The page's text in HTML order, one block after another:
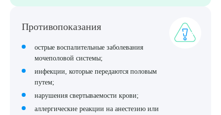
Противопоказания
острые воспалительные заболевания
мочеполовой системы;
инфекции, которые передаются половым
путем;
нарушения свертываемости крови;
аллергические реакции на анестезию или